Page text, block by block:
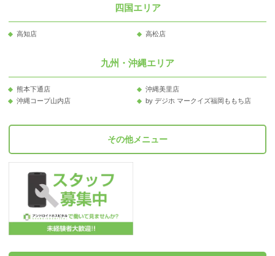
四国エリア
高知店 高松店
九州・沖縄エリア
熊本下通店
沖縄美里店
沖縄コープ山内店
by デジホ マークイズ福岡ももち店
その他メニュー